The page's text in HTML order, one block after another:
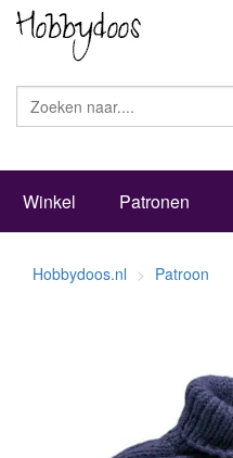
Winkel Patronen
Hobbydoos.nl Patroon